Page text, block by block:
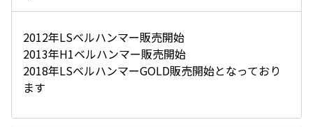
2012年LSベルハンマー販売開始
2013年H1ベルハンマー販売開始
2018年LSベルハンマーGOLD販売開始となっており
ます